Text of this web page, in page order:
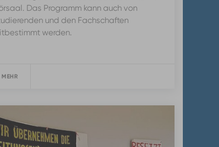
Das Programm kann auch von
und den Fachschaften
werden.
MEHR